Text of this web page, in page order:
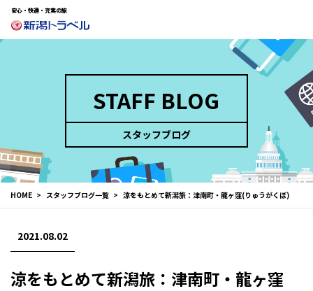
安心・快適・充実の旅
STAFF BLOG
スタッフブログ
HOME スタッフブログ一覧 涼をもとめて新潟旅：津南町・龍ヶ窪(りゅうがくぼ)
2021.08.02
涼をもとめて新潟旅：津南町・龍ヶ窪